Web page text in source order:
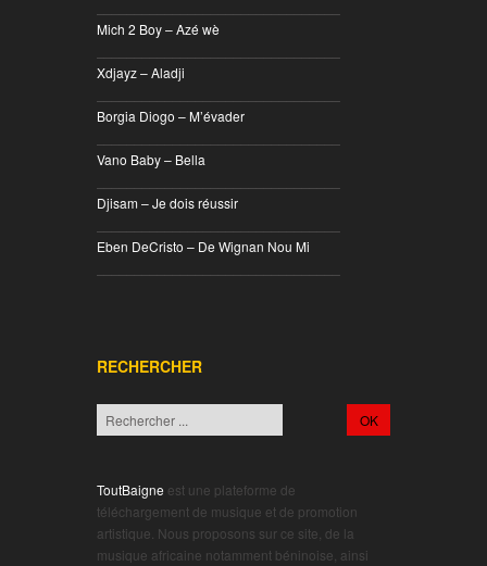
Mich 2 Boy – Azé wè
Xdjayz – Aladji
Borgia Diogo – M’évader
Vano Baby – Bella
Djisam – Je dois réussir
Eben DeCristo – De Wignan Nou Mi
RECHERCHER
ToutBaigne est une plateforme de
téléchargement de musique et de promotion
artistique. Nous proposons sur ce site, de la
musique africaine notamment béninoise, ainsi